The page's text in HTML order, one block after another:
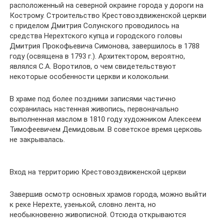
расположенный на северной окраине города у дороги на
Кострому. Строительство Крестовоздвиженской церкви
с приделом Дмитрия Солунского проводилось на
средства Нерехтского купца и городского головы
Дмитрия Прокофьевича Симонова, завершилось в 1788
году (освящена в 1793 г.). Архитектором, вероятно,
являлся С.А. Воротилов, о чем свидетельствуют
некоторые особенности церкви и колокольни.
В храме под более поздними записями частично
сохранилась настенная живопись, первоначально
выполненная маслом в 1810 году художником Алексеем
Тимофеевичем Демидовым. В советское время церковь
не закрывалась.
Вход на территорию Крестовоздвиженской церкви
Завершив осмотр основных храмов города, можно выйти
к реке Нерехте, узенькой, словно лента, но
необыкновенно живописной. Отсюда открываются